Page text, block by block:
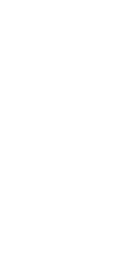
látogatni
látogatni